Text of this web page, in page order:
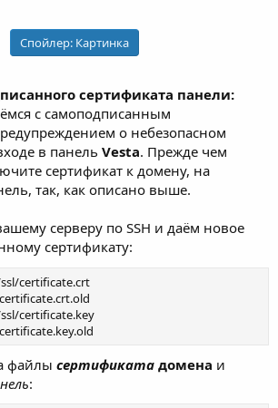
Спойлер: Картинка
сертификата панели:
с самоподписанным
о небезопасном
в панель Vesta. Прежде чем
сертификат к домену, на
так, как описано выше.
серверу по SSH и даём новое
сертификату:
certificate.crt
certificate.key
файлы сертификата домена и
: